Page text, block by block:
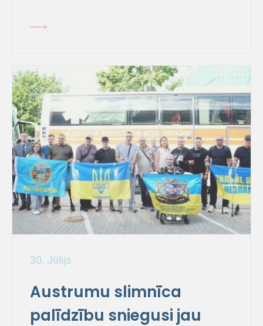
30. Jūlijs
Austrumu slimnīca
palīdzību sniegusi jau